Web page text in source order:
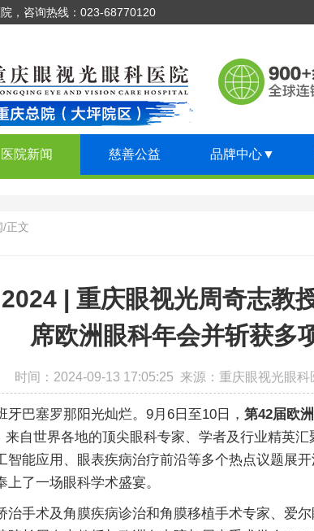
，咨询热线：023-68770120
医院新闻 慈善公益 品牌中心▼
/正文
| 重庆眼视光周奇志教
席欧洲眼科年会并斩获多
时间：2024-09-13 17:05:25 来源：重庆眼视光眼
巴塞罗那阳光灿烂。9月6日至10日， 第42届欧
来自世界各地的顶尖眼科专家、学者及行业精英
智能应用、眼表疾病治疗前沿等多个热点议题展
了一场眼科学术盛宴。
术及角膜疾病诊治和角膜移植手术专家、爱尔